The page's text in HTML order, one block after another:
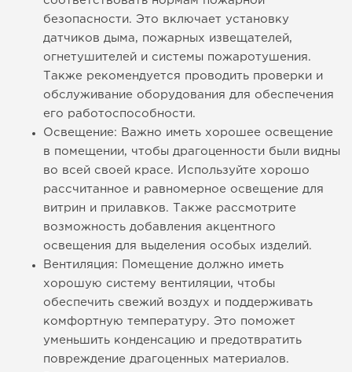
безопасности. Это включает установку
датчиков дыма, пожарных извещателей,
огнетушителей и системы пожаротушения.
Также рекомендуется проводить проверки и
обслуживание оборудования для обеспечения
его работоспособности.
Освещение: Важно иметь хорошее освещение
в помещении, чтобы драгоценности были видны
во всей своей красе. Используйте хорошо
рассчитанное и равномерное освещение для
витрин и прилавков. Также рассмотрите
возможность добавления акцентного
освещения для выделения особых изделий.
Вентиляция: Помещение должно иметь
хорошую систему вентиляции, чтобы
обеспечить свежий воздух и поддерживать
комфортную температуру. Это поможет
уменьшить конденсацию и предотвратить
повреждение драгоценных материалов.